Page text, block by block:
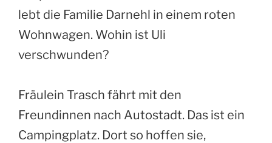
lebt die Familie Darnehl in einem roten
Wohnwagen. Wohin ist Uli
verschwunden?
Fräulein Trasch fährt mit den
Freundinnen nach Autostadt. Das ist ein
Campingplatz. Dort so hoffen sie,